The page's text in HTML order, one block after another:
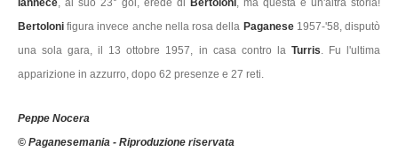
Iannece, al suo 23° gol, erede di Bertoloni , ma questa è un'altra storia!
Bertoloni figura invece anche nella rosa della Paganese1957-'58, disputò
una sola gara, il 13 ottobre 1957, in casa contro la Turris. Fu l'ultima
apparizione in azzurro, dopo 62 presenze e 27 reti.
Peppe Nocera
© Paganesemania - Riproduzione riservata